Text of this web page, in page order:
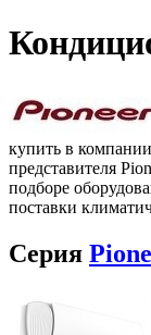
купить в
представителя
подборе
поставки
Серия